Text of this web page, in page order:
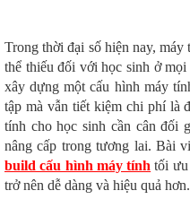
Trong thời đại số hiện nay,
thể thiếu đối với học sinh ở
xây dựng một cấu hình máy
tập mà vẫn tiết kiệm chi phí là
tính cho học sinh cần cân đối
nâng cấp trong tương lai. Bài
build cấu hình máy tính tối ưu
trở nên dễ dàng và hiệu quả hơn.